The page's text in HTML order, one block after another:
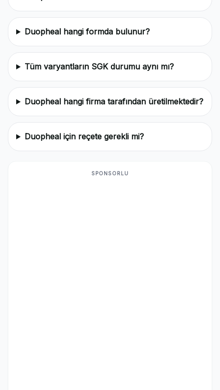
Duopheal hangi formda bulunur?
Tüm varyantların SGK durumu aynı mı?
Duopheal hangi firma tarafından üretilmektedir?
Duopheal için reçete gerekli mi?
SPONSORLU